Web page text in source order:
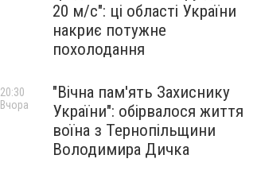
20 м/с": ці області України
накриє потужне
похолодання
"Вічна пам'ять Захиснику
України": обірвалося життя
воїна з Тернопільщини
Володимира Дичка
20:30
Вчора